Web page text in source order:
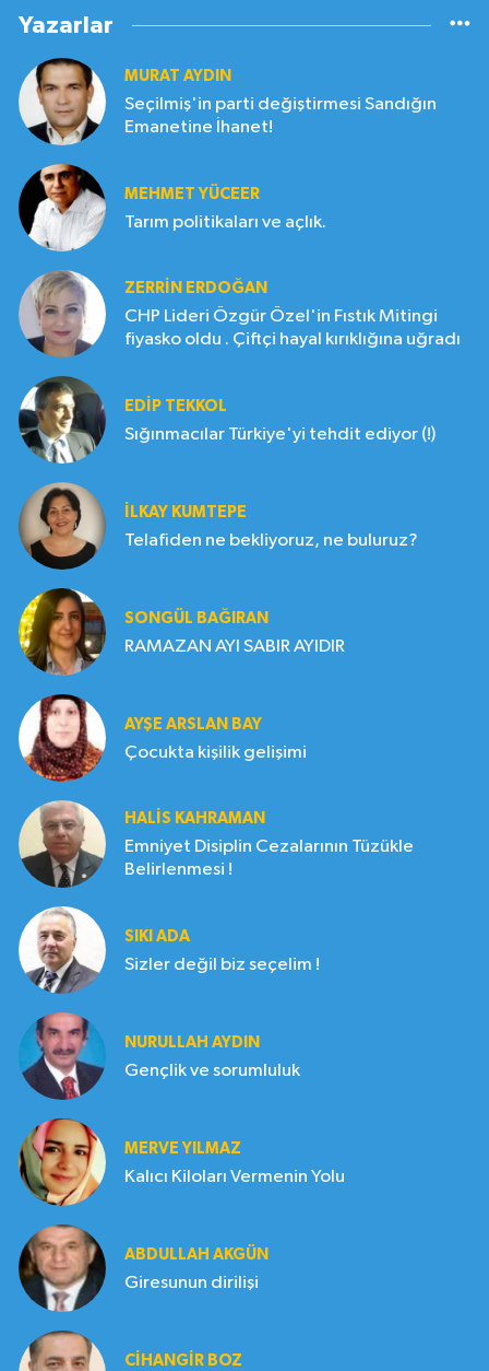
Yazarlar
MURAT AYDIN
Seçilmiş'in parti değiştirmesi Sandığın
Emanetine İhanet!
MEHMET YÜCEER
Tarım politikaları ve açlık.
ZERRIN ERDOĞAN
CHP Lideri Özgür Özel'in Fıstık Mitingi
fiyasko oldu . Çiftçi hayal kırıklığına uğradı
EDIP TEKKOL
Sığınmacılar Türkiye'yi tehdit ediyor (!)
İLKAY KUMTEPE
Telafiden ne bekliyoruz, ne buluruz?
SONGÜL BAĞIRAN
RAMAZAN AYI SABIR AYIDIR
AYŞE ARSLAN BAY
Çocukta kişilik gelişimi
HALIS KAHRAMAN
Emniyet Disiplin Cezalarının Tüzükle
Belirlenmesi !
SIKI ADA
Sizler değil biz seçelim !
NURULLAH AYDIN
Gençlik ve sorumluluk
MERVE YILMAZ
Kalıcı Kiloları Vermenin Yolu
ABDULLAH AKGÜN
Giresunun dirilişi
CIHANGIR BOZ